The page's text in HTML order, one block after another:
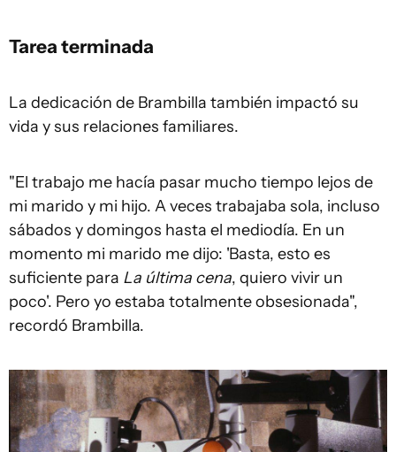
Tarea terminada
La dedicación de Brambilla también impactó su
vida y sus relaciones familiares.
"El trabajo me hacía pasar mucho tiempo lejos de
mi marido y mi hijo. A veces trabajaba sola, incluso
sábados y domingos hasta el mediodía. En un
momento mi marido me dijo: 'Basta, esto es
suficiente para La última cena, quiero vivir un
poco'. Pero yo estaba totalmente obsesionada",
recordó Brambilla.